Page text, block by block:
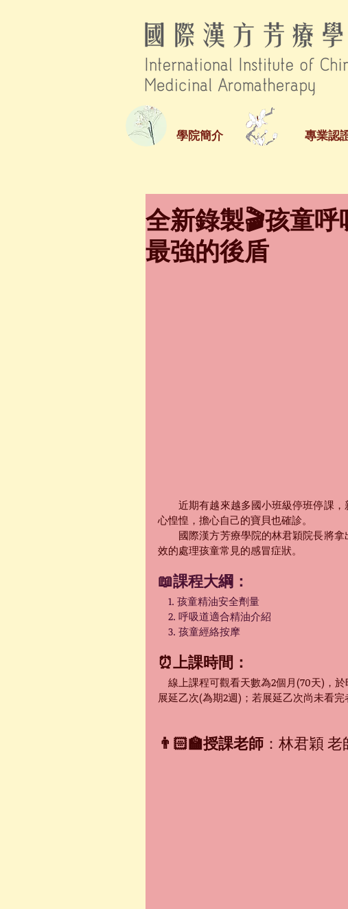
學院簡介 專業認
全新錄製🎬孩童
最強的後盾
近期有越來越多國小班級停班停課，
心惶惶，擔心自己的寶貝也確診。
國際漢方芳療學院的林君穎院長將拿
效的處理孩童常見的感冒症狀。
📖課程大綱：
1. 孩童精油安全劑量
2. 呼吸道適合精油介紹
3. 孩童經絡按摩
⏰上課時間：
線上課程可觀看天數為2個月(70天)，
展延乙次(為期2週)；若展延乙次尚未看
👨🏻‍🏫授課老師 ：林君穎 老